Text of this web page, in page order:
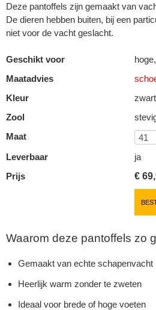
Deze pantoffels zijn gemaakt van
De dieren hebben buiten, bij een
niet voor de vacht geslacht.
Geschikt voor
Maatadvies
Kleur
Zool
Maat
Leverbaar
ja
Prijs
€
Waarom deze pantoffels zo
Gemaakt van echte schapenvacht
Heerlijk warm zonder te zweten
Ideaal voor brede of hoge voeten